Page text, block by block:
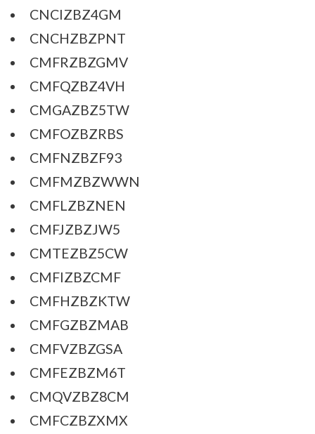
CNCIZBZ4GM
CNCHZBZPNT
CMFRZBZGMV
CMFQZBZ4VH
CMGAZBZ5TW
CMFOZBZRBS
CMFNZBZF93
CMFMZBZWWN
CMFLZBZNEN
CMFJZBZJW5
CMTEZBZ5CW
CMFIZBZCMF
CMFHZBZKTW
CMFGZBZMAB
CMFVZBZGSA
CMFEZBZM6T
CMQVZBZ8CM
CMFCZBZXMX